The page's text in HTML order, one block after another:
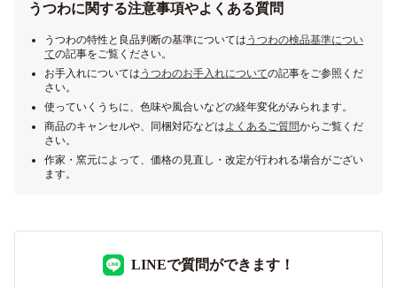
うつわに関する注意事項やよくある質問
うつわの特性と良品判断の基準については うつわの検品基準につい
ての記事をご覧ください。
お手入れについては うつわのお手入れについての記事をご参照くだ
さい。
使っていくうちに、色味や風合いなどの経年変化がみられます。
商品のキャンセルや、同梱対応などはよくあるご質問からご覧くだ
さい。
作家・窯元によって、価格の見直し・改定が行われる場合がござい
ます。
LINEで質問ができます！